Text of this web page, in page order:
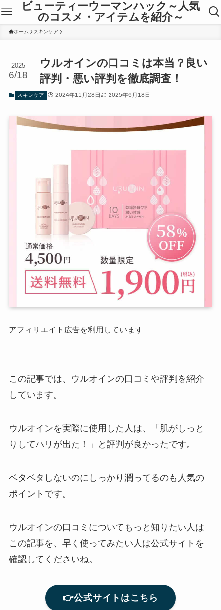
ビューティーウーマンハック～人気
のコスメ・アイテムを紹介～
ホーム スキンケア
ウルオインの口コミは本当？良い
評判・悪い評判を徹底調査！
2025
6/18
スキンケア 2024年11月28日 2025年6月18日
アフィリエイト広告を利用しています
この記事では、ウルオインの口コミや評判を紹介
しています。
ウルオインを実際に使用した人は、「肌がしっと
りしてハリが出た！」と評判が良かったです。
ベタベタしないのにしっかり潤ってるのも人気の
ポイントです。
ウルオインの口コミについてもっと知りたい人は
この記事を、早く使ってみたい人は公式サイトを
確認してくださいね。
👉公式サイトはこちら